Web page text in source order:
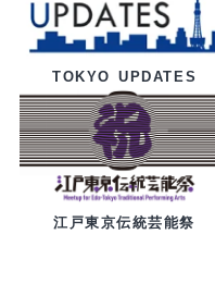
TOKYO UPDATES
江戸東京伝統芸能祭